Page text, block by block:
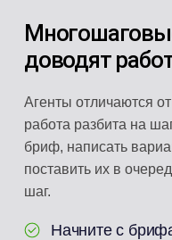
доводят
Агенты отличаются
работа разбита на
бриф, написать
поставить их в
шаг.
Начните с